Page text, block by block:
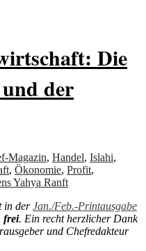
Die
der
Magazin, Handel, Islahi,
, Ökonomie, Profit,
Yahya Ranft
in derJan./Feb.-Printausgabe
frei. Ein recht herzlicher Dank
und Chefredakteur